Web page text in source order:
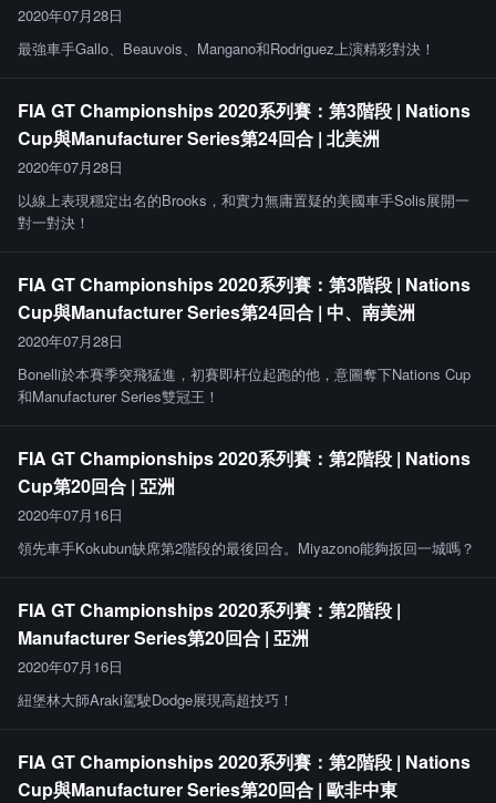
2020年07月28日
最強車手Gallo、Beauvois、Mangano和Rodriguez上演精彩對決！
FIA GT Championships 2020系列賽：第3階段 | Nations
Cup與Manufacturer Series第24回合 | 北美洲
2020年07月28日
以線上表現穩定出名的Brooks，和實力無庸置疑的美國車手Solis展開一
對一對決！
FIA GT Championships 2020系列賽：第3階段 | Nations
Cup與Manufacturer Series第24回合 | 中、南美洲
2020年07月28日
Bonelli於本賽季突飛猛進，初賽即杆位起跑的他，意圖奪下Nations Cup
和Manufacturer Series雙冠王！
FIA GT Championships 2020系列賽：第2階段 | Nations
Cup第20回合 | 亞洲
2020年07月16日
領先車手Kokubun缺席第2階段的最後回合。Miyazono能夠扳回一城嗎？
FIA GT Championships 2020系列賽：第2階段 |
Manufacturer Series第20回合 | 亞洲
2020年07月16日
紐堡林大師Araki駕駛Dodge展現高超技巧！
FIA GT Championships 2020系列賽：第2階段 | Nations
Cup與Manufacturer Series第20回合 | 歐非中東